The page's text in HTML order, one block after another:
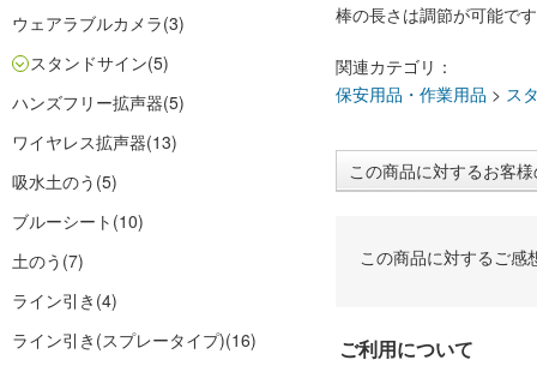
ウェアラブルカメラ(3)
スタンドサイン(5)
ハンズフリー拡声器(5)
ワイヤレス拡声器(13)
吸水土のう (5)
ブルーシート (10)
土のう (7)
ライン引き (4)
ライン引き(スプレータイプ)(16)
棒の長さは調節が可能です
関連カテゴリ：
保安用品・作業用品 > ス
この商品に対するお客
この商品に対するご感
ご利用について